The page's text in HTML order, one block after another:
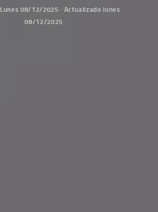
Lunes 08/12/2025 · Actualizado lunes
08/12/2025